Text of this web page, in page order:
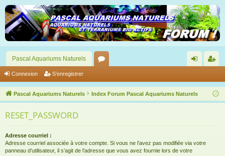
Pascal Aquariums Naturels
u
m
ne
xi
nr
eg
Connexion S’enregistrer
Pascal Aquariums Naturels Index Forum Pascal Aquariums Naturels
RESET_PASSWORD
Adresse courriel :
Adresse courriel associée à votre compte. Si vous ne l’avez pas modifiée via votre
panneau d’utilisateur, il s’agit de l’adresse que vous avez fournie lors de votre